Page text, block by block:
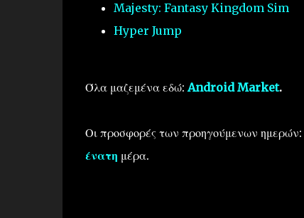
Majesty: Fantasy Kingdom Sim
Hyper Jump
Όλα μαζεμένα εδώ:Android Market.
Οι προσφορές των προηγούμενων ημερών:
ένατη μέρα.